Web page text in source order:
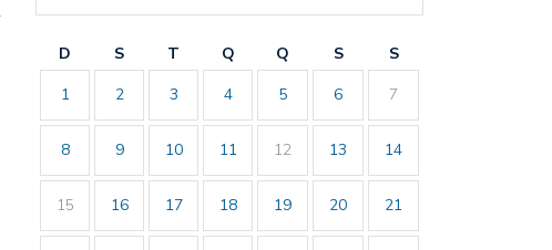
D S T Q Q S
S
1
2 3 4 5 6 7
8 9 10 11 12 13 14
15 16 17 18 19 20 21